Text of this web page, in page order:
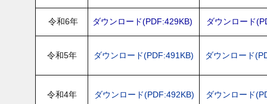
令和6年 ダウンロード(PDF:429KB) ダウンロード
令和5年 ダウンロード(PDF:491KB) ダウンロード
令和4年 ダウンロード(PDF:492KB) ダウンロード